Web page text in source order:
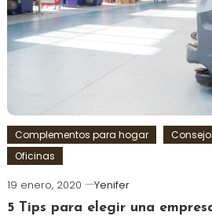
Complementos para hogar
Oficinas
19 enero, 2020
Yenifer
5 Tips para elegir una